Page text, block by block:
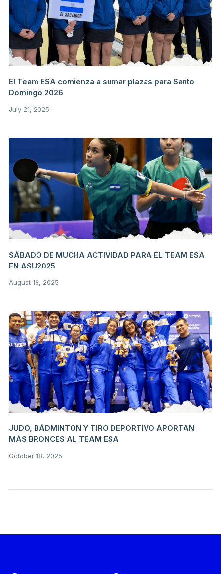
El Team ESA comienza a sumar plazas para Santo
Domingo 2026
July 21, 2025
SÁBADO DE MUCHA ACTIVIDAD PARA EL TEAM ESA
EN ASU2025
August 16, 2025
JUDO, BÁDMINTON Y TIRO DEPORTIVO APORTAN
MÁS BRONCES AL TEAM ESA
October 18, 2025